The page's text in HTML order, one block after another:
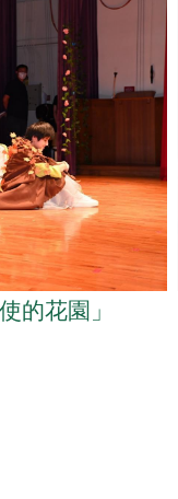
的花園」